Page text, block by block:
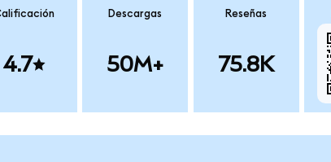
4.7
Descargas
50M+
Reseñas
75.8K